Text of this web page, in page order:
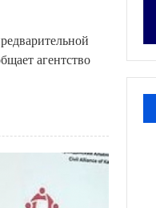
агентство